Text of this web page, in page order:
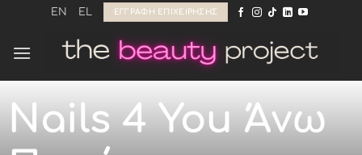
Μετάβαση
περιεχόμενο
EN EL ΕΓΓΡΑΦΉ ΕΠΙΧΕΊΡΗΣΗΣ
Nails 4 You Άνω